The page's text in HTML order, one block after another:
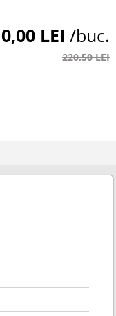
LEI /buc.
220,50 LEI